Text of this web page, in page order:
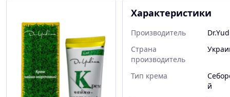
Характеристики
Производитель
Страна
производитель
Тип крема
й